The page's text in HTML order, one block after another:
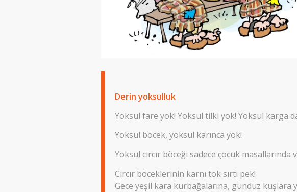
Derin yoksulluk
Yoksul fare yok! Yoksul tilki yok! Yoksul karga
Yoksul böcek, yoksul karınca yok!
Yoksul cırcır böceği sadece çocuk masallarında
Cırcır böceklerinin karnı tok sırtı pek!
Gece yeşil kara kurbağalarına, gündüz kuşlara